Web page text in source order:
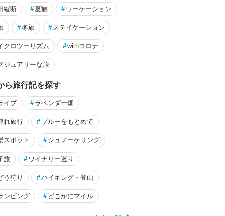
縦断 # 夏旅 # ワーケーション
#冬旅 # ステイケーション
クロツーリズム #withコロナ
ジュアリーな旅
ら旅行記を探す
イブ # ラベンダー畑
れ旅行 # ブルーをもとめて
スポット # シュノーケリング
旅 # ワイナリー巡り
う狩り #ハイキング・登山
ンピング # どこかにマイル